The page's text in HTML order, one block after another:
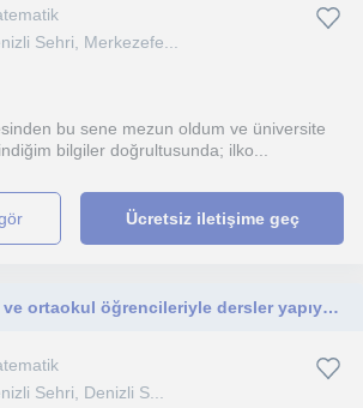
Sehri, Merkezefe...
bu sene mezun oldum ve üniversite
bilgiler doğrultusunda; ilko...
Ücretsiz iletişime geç
Aktif olarak ilkokul ve ortaokul öğrencileriyle dersler yapıyorum. Kendimi çalışkan ve sabırlı biri olarak görüyorum
Sehri, Denizli S...